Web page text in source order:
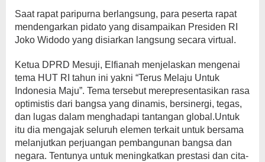
Saat rapat paripurna berlangsung, para peserta rapat
mendengarkan pidato yang disampaikan Presiden RI
Joko Widodo yang disiarkan langsung secara virtual.
Ketua DPRD Mesuji, Elfianah menjelaskan mengenai
tema HUT RI tahun ini yakni “Terus Melaju Untuk
Indonesia Maju”. Tema tersebut merepresentasikan rasa
optimistis dari bangsa yang dinamis, bersinergi, tegas,
dan lugas dalam menghadapi tantangan global.Untuk
itu dia mengajak seluruh elemen terkait untuk bersama
melanjutkan perjuangan pembangunan bangsa dan
negara. Tentunya untuk meningkatkan prestasi dan cita-